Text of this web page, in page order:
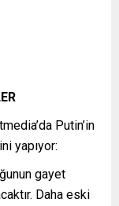
Putin’in
yapıyor:
gayet
Daha eski